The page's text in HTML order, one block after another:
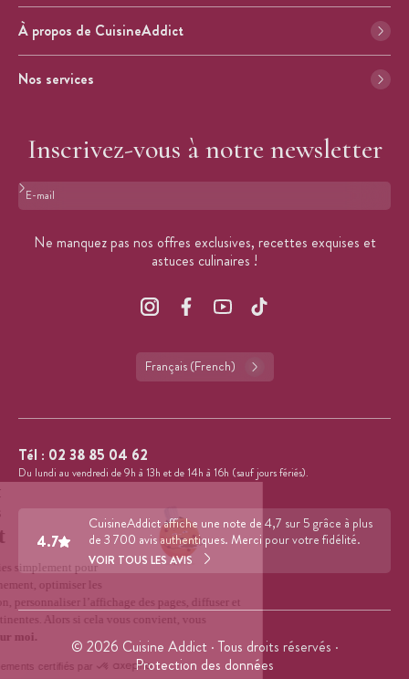
À propos de CuisineAddict
Nos services
Inscrivez-vous à notre newsletter
Format : adresse@email.com
Ne manquez pas nos offres exclusives, recettes exquises et
astuces culinaires !
Français (French)
Tél : 02 38 85 04 62
Du lundi au vendredi de 9h à 13h et de 14h à 16h (sauf jours fériés).
4.7
CuisineAddict affiche une note de 4,7 sur 5 grâce à plus
de 3 700 avis authentiques. Merci pour votre fidélité.
VOIR TOUS LES AVIS
© 2026 Cuisine Addict · Tous droits réservés ·
Protection des données